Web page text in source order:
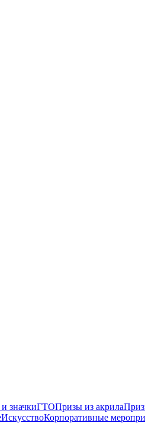
значкиГТОПризы из акрила
ИскусствоКорпоративные